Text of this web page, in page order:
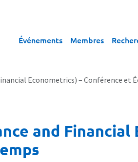
Événements Membres
Econometrics) – Conférence et
and Financial